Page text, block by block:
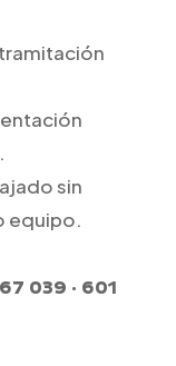
sin
equipo.
039 · 601